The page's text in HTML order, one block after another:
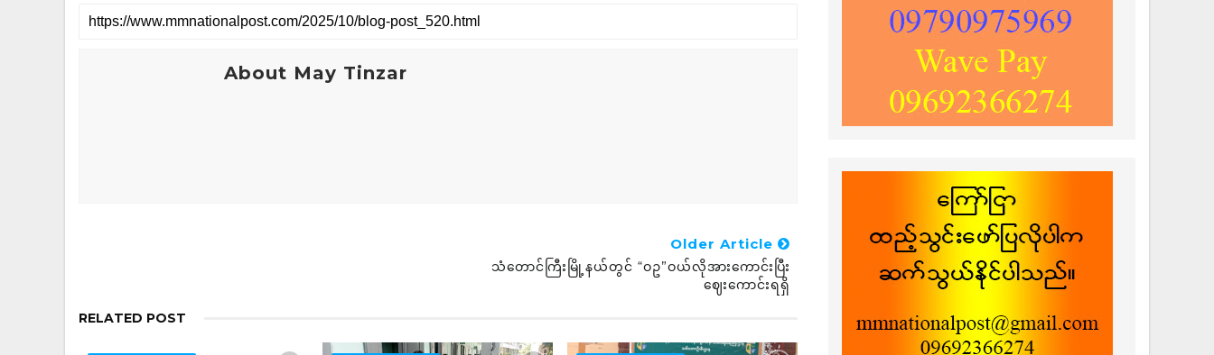
About May Tinzar
Older Article
သံတောင်ကြီးမြို့နယ်တွင် “ဝဥ”ဝယ်လိုအားကောင်းပြီး
ဈေးကောင်းရရှိ
RELATED POST